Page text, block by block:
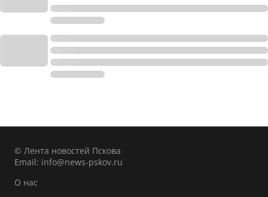
© Лента новостей Пскова
Email: info@news-pskov.ru
О нас